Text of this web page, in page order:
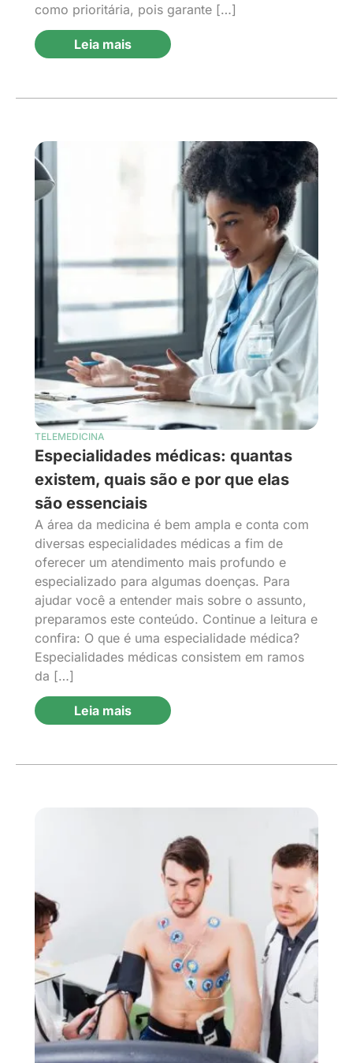
como prioritária, pois garante […]
Leia mais
TELEMEDICINA
Especialidades médicas: quantas
existem, quais são e por que elas
são essenciais
A área da medicina é bem ampla e conta com
diversas especialidades médicas a fim de
oferecer um atendimento mais profundo e
especializado para algumas doenças. Para
ajudar você a entender mais sobre o assunto,
preparamos este conteúdo. Continue a leitura e
confira: O que é uma especialidade médica?
Especialidades médicas consistem em ramos
da […]
Leia mais